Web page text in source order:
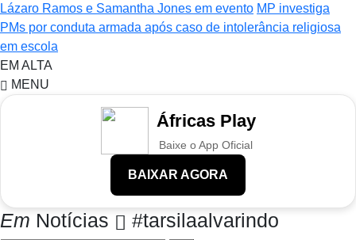
Lázaro Ramos e Samantha Jones em evento MP investiga
PMs por conduta armada após caso de intolerância religiosa
em escola
EM ALTA
MENU
Áfricas Play
Baixe o App Oficial
BAIXAR AGORA
Em Notícias #tarsilaalvarindo